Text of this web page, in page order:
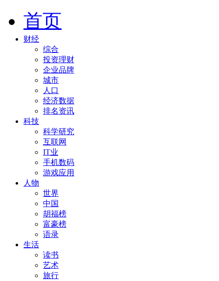
首页
财经
综合
投资理财
企业品牌
城市
人口
经济数据
排名资讯
科技
科学研究
互联网
IT业
手机数码
游戏应用
人物
世界
中国
胡福榜
富豪榜
语录
生活
读书
艺术
旅行